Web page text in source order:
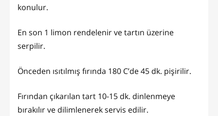
konulur.
En son 1 limon rendelenir ve tartın üzerine
serpilir.
Önceden ısıtılmış fırında 180 C’de 45 dk. pişirilir.
Fırından çıkarılan tart 10-15 dk. dinlenmeye
bırakılır ve dilimlenerek servis edilir.